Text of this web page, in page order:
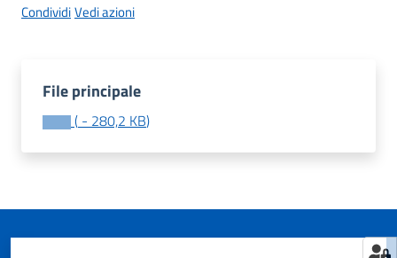
Tutti
argomenti...
Menu selezionato
Seguici
CondividiVedi azioni
File principale
( - 280,2 KB)